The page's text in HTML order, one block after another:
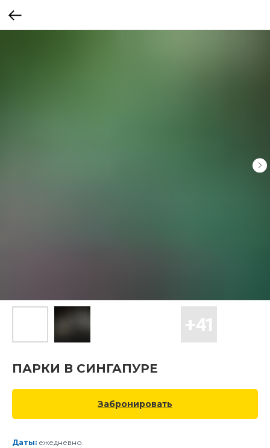
ПАРКИ В СИНГАПУРЕ
Забронировать
Даты: ежедневно.